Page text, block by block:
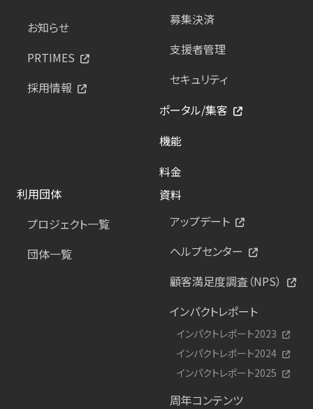
お知らせ
PRTIMES
採用情報
募集決済
支援者管理
セキュリティ
ポータル/集客
機能
料金
利用団体
プロジェクト一覧
団体一覧
資料
アップデート
ヘルプセンター
顧客満足度調査（NPS）
インパクトレポート
インパクトレポート2023
インパクトレポート2024
インパクトレポート2025
周年コンテンツ